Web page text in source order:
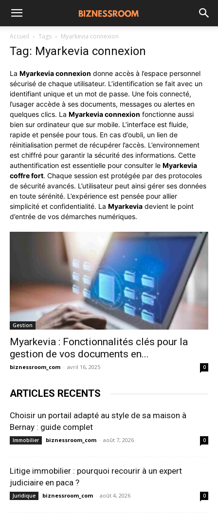
Accueil Tags Myarkevia connexion
Tag: Myarkevia connexion
La Myarkevia connexion donne accès à l’espace personnel
sécurisé de chaque utilisateur. L’identification se fait avec un
identifiant unique et un mot de passe. Une fois connecté,
l’usager accède à ses documents, messages ou alertes en
quelques clics. La Myarkevia connexion fonctionne aussi
bien sur ordinateur que sur mobile. L’interface est fluide,
rapide et pensée pour tous. En cas d’oubli, un lien de
réinitialisation permet de récupérer l’accès. L’environnement
est chiffré pour garantir la sécurité des informations. Cette
authentification est essentielle pour consulter le Myarkevia
coffre fort. Chaque session est protégée par des protocoles
de sécurité avancés. L’utilisateur peut ainsi gérer ses données
en toute sérénité. L’expérience est pensée pour allier
simplicité et confidentialité. La Myarkevia devient le point
d’entrée de vos démarches numériques.
Gestion
Myarkevia : Fonctionnalités clés pour la
gestion de vos documents en...
biznessroom_com - avril 16, 2025 0
ARTICLES RECENTS
Choisir un portail adapté au style de sa maison à
Bernay : guide complet
Immobilier biznessroom_com - août 7, 2026 0
Litige immobilier : pourquoi recourir à un expert
judiciaire en paca ?
Juridique biznessroom_com - août 4, 2026 0